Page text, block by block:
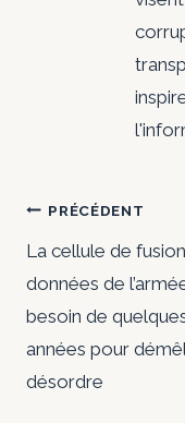
de
PRÉCÉDENT
La cellule de
données de
besoin de
années pour
désordre